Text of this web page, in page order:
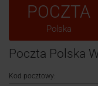
POCZTA
Polska
Poczta Polska
Kod pocztowy: